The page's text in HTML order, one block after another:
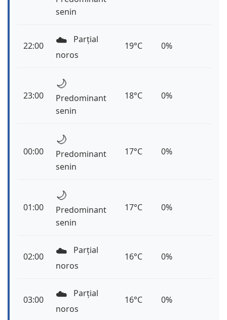
senin
22:00 ☁️
Parțial
noros
19°C 0%
23:00
🌙
Predominant
senin
18°C 0%
00:00
🌙
Predominant
senin
17°C 0%
01:00
🌙
Predominant
senin
17°C 0%
02:00 ☁️
Parțial
noros
16°C 0%
03:00 ☁️
Parțial
noros
16°C 0%